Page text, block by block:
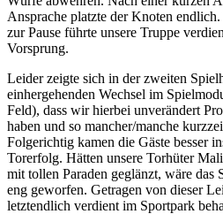
Ansprache platzte der Knoten
zur Pause führte unsere Truppe
Vorsprung.
Leider zeigte sich in der zweiten
einhergehenden Wechsel im
Feld), dass wir hierbei unverändert
haben und so mancher/manche
Folgerichtig kamen die Gäste besser
Torerfolg. Hätten unsere Torhüter
mit tollen Paraden geglänzt, wäre das
eng geworfen. Getragen von dieser
letztendlich verdient im Sportpark